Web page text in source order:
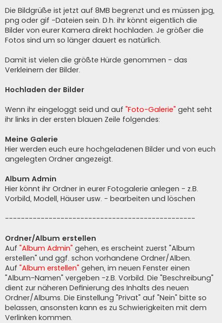
Die Bildgrüße ist jetzt auf 8MB begrenzt und es müssen jpg,
png oder gif -Dateien sein. D.h. ihr könnt eigentlich die
Bilder von eurer Kamera direkt hochladen. Je größer die
Fotos sind um so länger dauert es natürlich.
Damit ist vielen die größte Hürde genommen - das
Verkleinern der Bilder.
Hochladen der Bilder
Wenn ihr eingeloggt seid und auf "Foto-Galerie" geht seht
ihr links in der ersten blauen Zeile folgendes:
Meine Galerie
Hier werden euch eure hochgeladenen Bilder und von euch
angelegten Ordner angezeigt.
Album Admin
Hier könnt ihr Ordner in eurer Fotogalerie anlegen - z.B.
Vorbild, Modell, Häuser usw. - bearbeiten und löschen
------------------------------------------------
Ordner/Album erstellen
Auf "Album Admin" gehen, es erscheint zuerst "Album
erstellen" und ggf. schon vorhandene Ordner/Alben.
Auf "Album erstellen" gehen, im neuen Fenster einen
"Album-Namen" vergeben -z.B. Vorbild. Die "Beschreibung"
dient zur näheren Definierung des Inhalts des neuen
Ordner/Albums. Die Einstellung "Privat" auf "Nein" bitte so
belassen, ansonsten kann es zu Schwierigkeiten mit dem
Verlinken kommen.